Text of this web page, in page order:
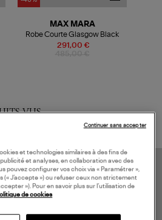
291,00 €
MAX MARA
Robe Courte Glasgow Black
VUS
et technologies similaires à des fins de
et analyses, en collaboration avec des
pouvez configurer vos choix via « Paramétrer »,
(« J’accepte ») ou refuser ceux non strictement
»). Pour en savoir plus sur l’utilisation de
de cookies
Continuer sans accepter